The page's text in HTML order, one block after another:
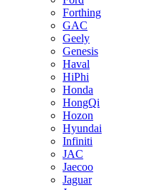
Forthing
GAC
Geely
Genesis
Haval
HiPhi
Honda
HongQi
Hozon
Hyundai
Infiniti
JAC
Jaecoo
Jaguar